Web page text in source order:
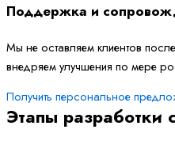
Поддержка и
Мы не оставляем клиентов
внедряем улучшения по мере
Получить персональное
Этапы разработки